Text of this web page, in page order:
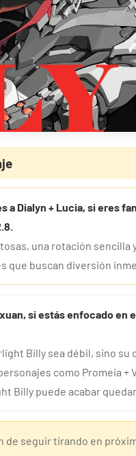
a Dialyn + Lucia, si eres
una rotación sencilla
que buscan diversión
si estás enfocado en
Billy sea débil, sino
como Promeia +
Billy puede acabar
seguir tirando en